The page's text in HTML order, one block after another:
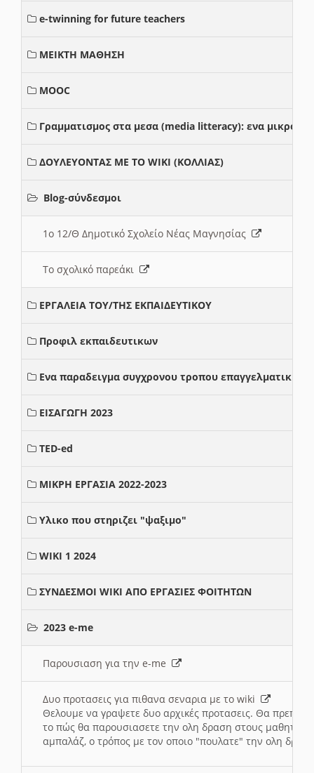
e-twinning for future teachers
ΜΕΙΚΤΗ ΜΑΘΗΣΗ
MOOC
Γραμματισμος στα μεσα (media litteracy): ενα μικρο
ΔΟΥΛΕΥΟΝΤΑΣ ΜΕ ΤΟ WIKI (ΚΟΛΛΙΑΣ)
Blog-σύνδεσμοι
1ο 12/Θ Δημοτικό Σχολείο Νέας Μαγνησίας
Το σχολικό παρεάκι
ΕΡΓΑΛΕΙΑ ΤΟΥ/ΤΗΣ ΕΚΠΑΙΔΕΥΤΙΚΟΥ
Προφιλ εκπαιδευτικων
Ενα παραδειγμα συγχρονου τροπου επαγγελματικης
ΕΙΣΑΓΩΓΗ 2023
TED-ed
ΜΙΚΡΗ ΕΡΓΑΣΙΑ 2022-2023
Υλικο που στηριζει "ψαξιμο"
WIKI 1 2024
ΣΥΝΔΕΣΜΟΙ WIKI ΑΠΟ ΕΡΓΑΣΙΕΣ ΦΟΙΤΗΤΩΝ
2023 e-me
Παρουσιαση για την e-me
Δυο προτασεις για πιθανα σεναρια με το wiki
Θελουμε να γραψετε δυο αρχικές προτασεις. Θα πρεπει
το πώς θα παρουσιασετε την ολη δραση στους μαθητες
αμπαλάζ, ο τρόπος με τον οποιο "πουλατε" την ολη